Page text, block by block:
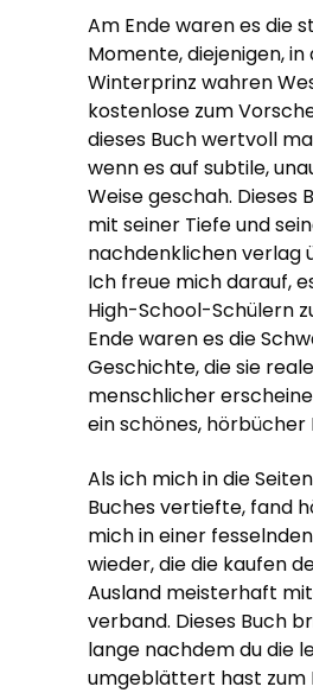
Am Ende waren es die
Momente, diejenigen,
Winterprinz wahren
kostenlose zum
dieses Buch wertvoll
wenn es auf subtile,
Weise geschah. Dieses
mit seiner Tiefe und
nachdenklichen verlag
Ich freue mich darauf,
High-School-Schülern
Ende waren es die
Geschichte, die sie
menschlicher
ein schönes, hörbücher
Als ich mich in die
Buches vertiefte, fand
mich in einer
wieder, die die kaufen
Ausland meisterhaft
verband. Dieses Buch
lange nachdem du die
umgeblättert hast zum